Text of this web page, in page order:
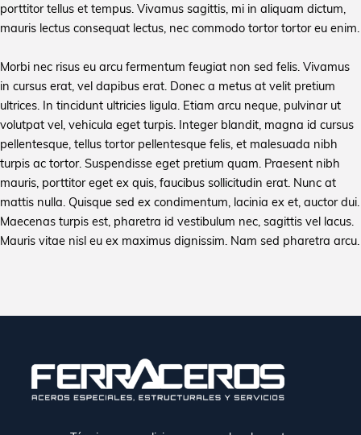
porttitor tellus et tempus. Vivamus sagittis, mi in aliquam dictum,
mauris lectus consequat lectus, nec commodo tortor tortor eu enim.
Morbi nec risus eu arcu fermentum feugiat non sed felis. Vivamus
in cursus erat, vel dapibus erat. Donec a metus at velit pretium
ultrices. In tincidunt ultricies ligula. Etiam arcu neque, pulvinar ut
volutpat vel, vehicula eget turpis. Integer blandit, magna id cursus
pellentesque, tellus tortor pellentesque felis, et malesuada nibh
turpis ac tortor. Suspendisse eget pretium quam. Praesent nibh
mauris, porttitor eget ex quis, faucibus sollicitudin erat. Nunc at
mattis nulla. Quisque sed ex condimentum, lacinia ex et, auctor dui.
Maecenas turpis est, pharetra id vestibulum nec, sagittis vel lacus.
Mauris vitae nisl eu ex maximus dignissim. Nam sed pharetra arcu.